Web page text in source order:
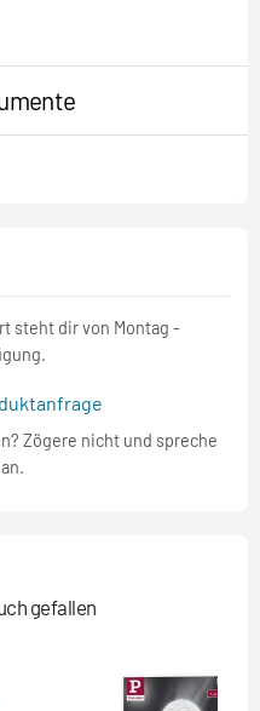
steht dir von Montag -
Zögere nicht und spreche
gefallen